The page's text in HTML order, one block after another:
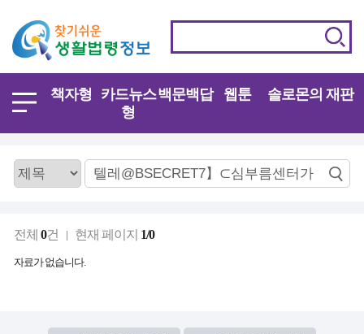
책자형
카드뉴스
형
백문백답 웹툰 솔로몬의 재판
전체 0건 현재 페이지 1/0
자료가 없습니다.